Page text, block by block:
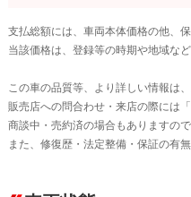
支払総額には、車両本体価格の他、
当該価格は、登録等の時期や地域な
この車の品質等、より詳しい情報は
販売店への問合わせ・来店の際には
商談中・売約済の場合もありますの
また、修復歴・法定整備・保証の有